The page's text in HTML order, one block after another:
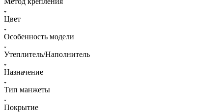
Цвет
Особенность модели
Утеплитель/Наполнитель
Назначение
Тип манжеты
Покрытие